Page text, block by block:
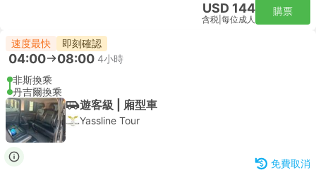
USD 144
含税 每位成人
購票
速度最快 即刻確認
04:00 08:00 4小時
非斯換乘
丹吉爾換乘
遊客級 | 廂型車
Yassline Tour
免費取消